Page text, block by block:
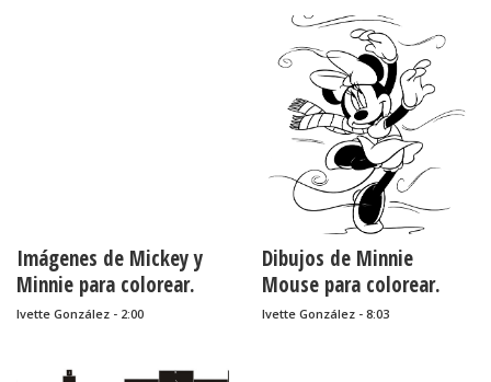
Imágenes de Mickey y
Minnie para colorear.
Ivette González - 2:00
Dibujos de Minnie
Mouse para colorear.
Ivette González - 8:03